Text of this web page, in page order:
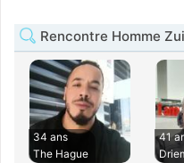
Rencontre Homme
34 ans
The Hague
41